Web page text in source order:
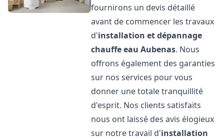
fournirons un devis détaillé
avant de commencer les travaux
d'installation et dépannage
chauffe eau Aubenas. Nous
offrons également des garanties
sur nos services pour vous
donner une totale tranquillité
d'esprit. Nos clients satisfaits
nous ont laissé des avis élogieux
sur notre travail d'installation